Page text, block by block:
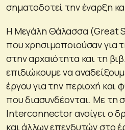
σηματοδοτεί την έναρξη
H Μεγάλη Θάλασσα (Great
που χρησιμοποιούσαν για
στην αρχαιότητα και τη
επιδιώκουμε να
έργου για την περιοχή και
που διασυνδέονται. Με τη
Interconnector ανοίγει ο
και άλλων επενδυτών στο